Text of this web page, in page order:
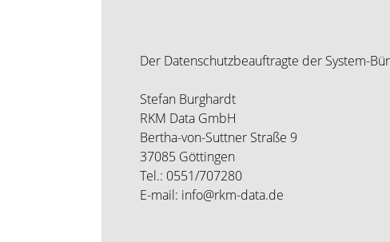
Der Datenschutzbeauftragte der System-
Stefan Burghardt
RKM Data GmbH
Bertha-von-Suttner Straße 9
37085 Göttingen
Tel.: 0551/707280
E-mail: info@rkm-data.de